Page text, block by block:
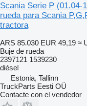
Scania Serie P (01.04-
rueda para Scania
tractora
ARS 85.030 EUR 49,19 ≈
Buje de rueda
2397121 1539230
diésel
Estonia, Tallinn
TruckParts Eesti OÜ
Contacte con el vendedor